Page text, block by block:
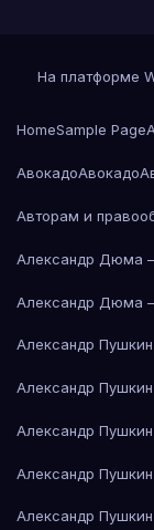
На платформе
HomeSample Page
АвокадоАвокадо
Авторам и
Александр Дюма
Александр Дюма
Александр
Александр
Александр
Александр
Александр